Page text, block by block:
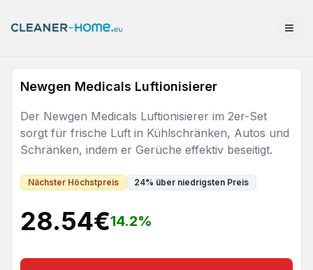
Newgen Medicals Luftionisierer
Der Newgen Medicals Luftionisierer im 2er-Set
sorgt für frische Luft in Kühlschränken, Autos und
Schränken, indem er Gerüche effektiv beseitigt.
Nächster Höchstpreis 24% über niedrigsten Preis
28.54€14.2%